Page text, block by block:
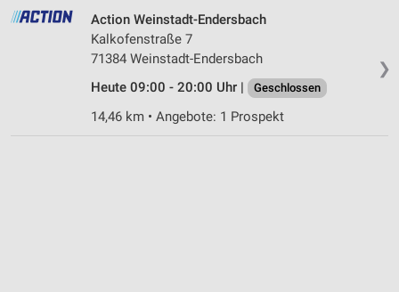
❯
Action Weinstadt-Endersbach
Kalkofenstraße 7
71384 Weinstadt-Endersbach
Heute 09:00 - 20:00 Uhr |
Geschlossen
14,46 km • Angebote: 1 Prospekt
Informationen identifizieren
Nicht-IAB-Verarbeitungszwecke: